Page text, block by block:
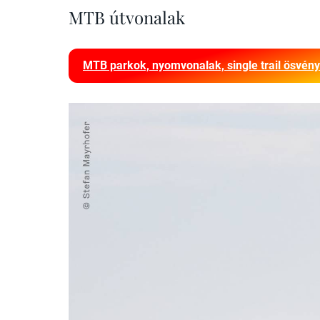
MTB útvonalak
MTB parkok, nyomvonalak, single trail